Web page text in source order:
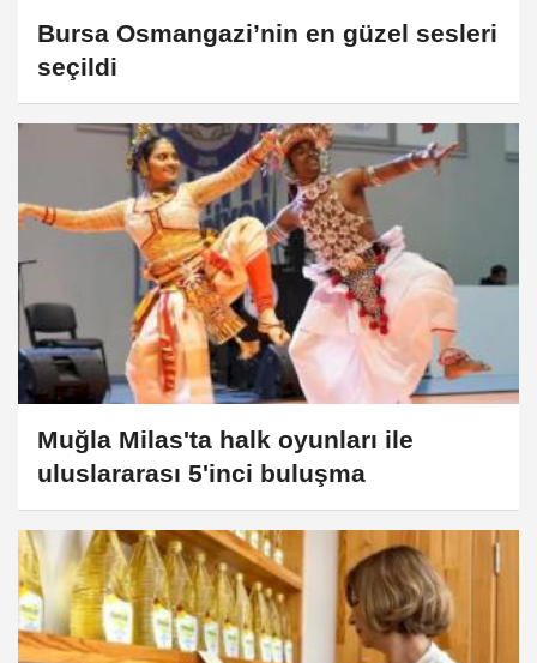
Bursa Osmangazi’nin en güzel sesleri
seçildi
Muğla Milas'ta halk oyunları ile
uluslararası 5'inci buluşma